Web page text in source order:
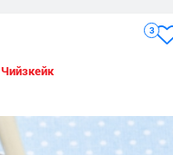
3
Чийзкейк